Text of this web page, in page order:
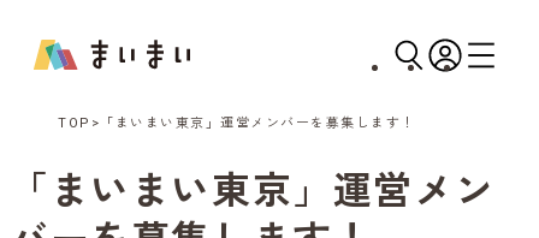
TOP 「まいまい東京」運営メンバーを募集します！
「まいまい東京」運営メン